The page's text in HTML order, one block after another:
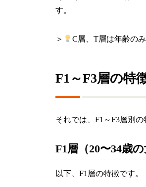
す。
＞ C層、T層は年齢の
F1～F3層の特
それでは、F1～F3層別
F1層（20〜34歳の
以下、F1層の特徴です。